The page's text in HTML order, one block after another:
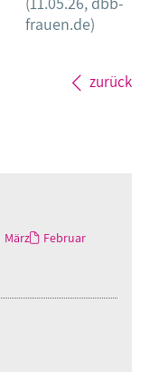
frauen.de)
zurück
März
Februar